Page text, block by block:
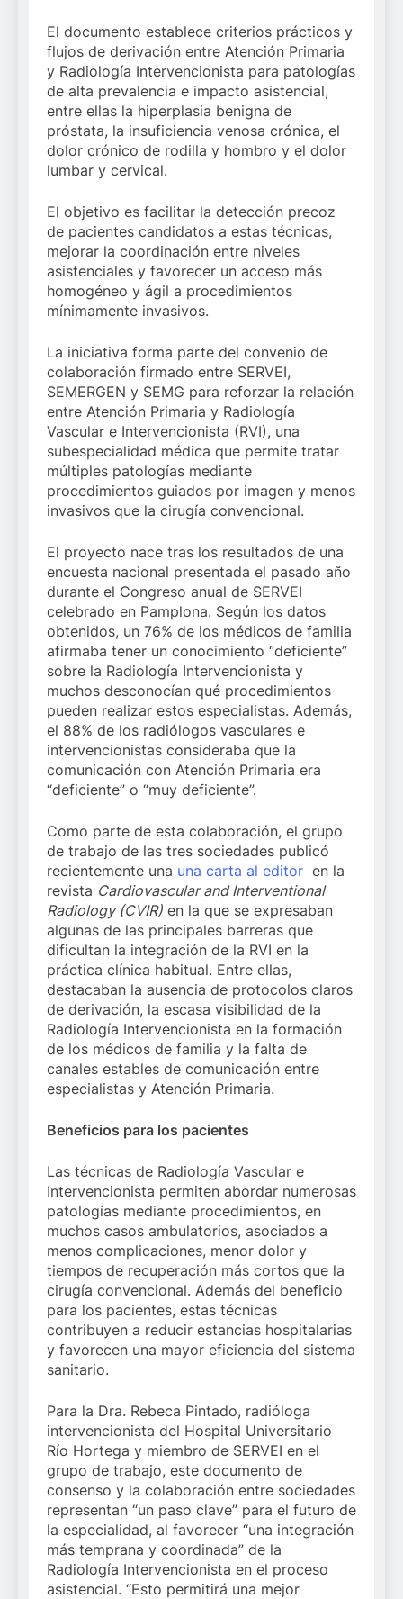
El documento establece criterios prácticos y
flujos de derivación entre Atención Primaria
y Radiología Intervencionista para patologías
de alta prevalencia e impacto asistencial,
entre ellas la hiperplasia benigna de
próstata, la insuficiencia venosa crónica, el
dolor crónico de rodilla y hombro y el dolor
lumbar y cervical.
El objetivo es facilitar la detección precoz
de pacientes candidatos a estas técnicas,
mejorar la coordinación entre niveles
asistenciales y favorecer un acceso más
homogéneo y ágil a procedimientos
mínimamente invasivos.
La iniciativa forma parte del convenio de
colaboración firmado entre SERVEI,
SEMERGEN y SEMG para reforzar la relación
entre Atención Primaria y Radiología
Vascular e Intervencionista (RVI), una
subespecialidad médica que permite tratar
múltiples patologías mediante
procedimientos guiados por imagen y menos
invasivos que la cirugía convencional.
El proyecto nace tras los resultados de una
encuesta nacional presentada el pasado año
durante el Congreso anual de SERVEI
celebrado en Pamplona. Según los datos
obtenidos, un 76% de los médicos de familia
afirmaba tener un conocimiento “deficiente”
sobre la Radiología Intervencionista y
muchos desconocían qué procedimientos
pueden realizar estos especialistas. Además,
el 88% de los radiólogos vasculares e
intervencionistas consideraba que la
comunicación con Atención Primaria era
“deficiente” o “muy deficiente”.
Como parte de esta colaboración, el grupo
de trabajo de las tres sociedades publicó
recientemente una una carta al editor en la
revista Cardiovascular and Interventional
Radiology (CVIR) en la que se expresaban
algunas de las principales barreras que
dificultan la integración de la RVI en la
práctica clínica habitual. Entre ellas,
destacaban la ausencia de protocolos claros
de derivación, la escasa visibilidad de la
Radiología Intervencionista en la formación
de los médicos de familia y la falta de
canales estables de comunicación entre
especialistas y Atención Primaria.
Beneficios para los pacientes
Las técnicas de Radiología Vascular e
Intervencionista permiten abordar numerosas
patologías mediante procedimientos, en
muchos casos ambulatorios, asociados a
menos complicaciones, menor dolor y
tiempos de recuperación más cortos que la
cirugía convencional. Además del beneficio
para los pacientes, estas técnicas
contribuyen a reducir estancias hospitalarias
y favorecen una mayor eficiencia del sistema
sanitario.
Para la Dra. Rebeca Pintado, radióloga
intervencionista del Hospital Universitario
Río Hortega y miembro de SERVEI en el
grupo de trabajo, este documento de
consenso y la colaboración entre sociedades
representan “un paso clave” para el futuro de
la especialidad, al favorecer “una integración
más temprana y coordinada” de la
Radiología Intervencionista en el proceso
asistencial. “Esto permitirá una mejor